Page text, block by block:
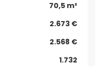
70,5 m²
2.673 €
2.568 €
1.732